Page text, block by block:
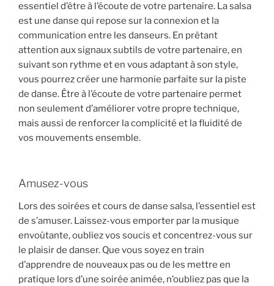
essentiel d’être à l’écoute de votre partenaire. La salsa
est une danse qui repose sur la connexion et la
communication entre les danseurs. En prêtant
attention aux signaux subtils de votre partenaire, en
suivant son rythme et en vous adaptant à son style,
vous pourrez créer une harmonie parfaite sur la piste
de danse. Être à l’écoute de votre partenaire permet
non seulement d’améliorer votre propre technique,
mais aussi de renforcer la complicité et la fluidité de
vos mouvements ensemble.
Amusez-vous
Lors des soirées et cours de danse salsa, l’essentiel est
de s’amuser. Laissez-vous emporter par la musique
envoûtante, oubliez vos soucis et concentrez-vous sur
le plaisir de danser. Que vous soyez en train
d’apprendre de nouveaux pas ou de les mettre en
pratique lors d’une soirée animée, n’oubliez pas que la